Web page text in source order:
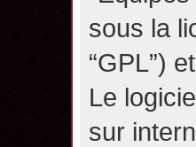
sous la
“GPL”)
Le
sur